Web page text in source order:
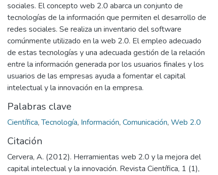
sociales. El concepto web 2.0 abarca un conjunto de
tecnologías de la información que permiten el desarrollo de
redes sociales. Se realiza un inventario del software
comúnmente utilizado en la web 2.0. El empleo adecuado
de estas tecnologías y una adecuada gestión de la relación
entre la información generada por los usuarios finales y los
usuarios de las empresas ayuda a fomentar el capital
intelectual y la innovación en la empresa.
Palabras clave
Científica,Tecnología, Información, Comunicación, Web 2.0
Citación
Cervera, A. (2012). Herramientas web 2.0 y la mejora del
capital intelectual y la innovación. Revista Científica, 1 (1),